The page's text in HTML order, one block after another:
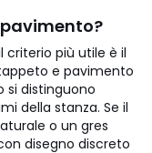
criterio più utile è il
e pavimento
si distinguono
della stanza. Se il
o un gres
disegno discreto